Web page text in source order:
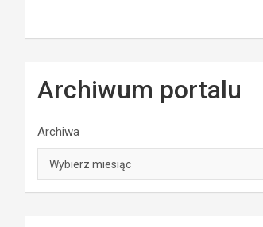
Archiwum portalu
Archiwa